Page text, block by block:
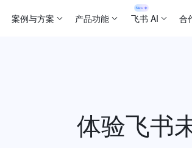
案例与方案 产品功能 飞书 AI 合
体验飞书